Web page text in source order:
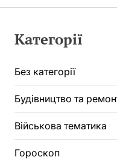
Категорії
Без категорії
Будівництво та
Військова тематика
Гороскоп